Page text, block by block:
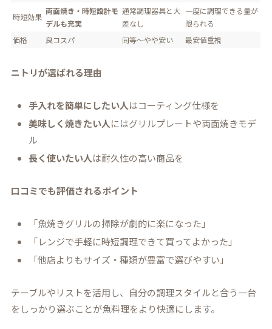
時短効果
両面焼き・時短設計モ
デルも充実
通常調理器具と大
差なし
一度に調理できる量が
限られる
価格
良コスパ 同等〜やや安い 最安値重視
ニトリが選ばれる理由
手入れを簡単にしたい人はコーティング仕様を
美味しく焼きたい人にはグリルプレートや両面焼きモデ
ル
長く使いたい人は耐久性の高い商品を
口コミでも評価されるポイント
「魚焼きグリルの掃除が劇的に楽になった」
「レンジで手軽に時短調理できて買ってよかった」
「他店よりもサイズ・種類が豊富で選びやすい」
テーブルやリストを活用し、自分の調理スタイルと合う一台
をしっかり選ぶことが魚料理をより快適にします。